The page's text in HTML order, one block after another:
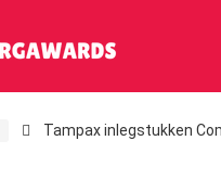
Tampax inlegstukken